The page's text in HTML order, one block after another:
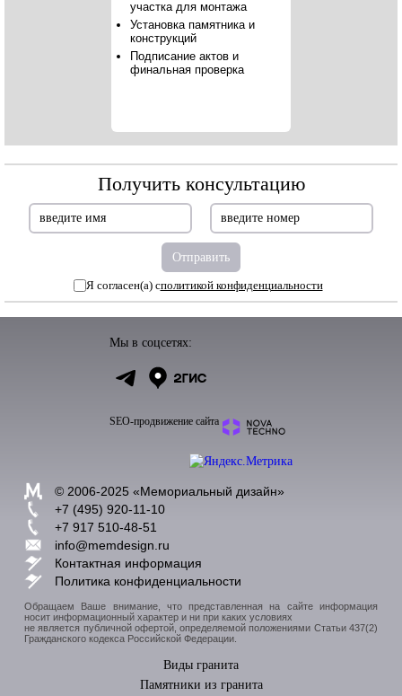
участка для монтажа
Установка памятника и
конструкций
Подписание актов и
финальная проверка
Получить консультацию
Я согласен(а) сполитикой конфиденциальности
Мы в соцсетях:
SEO-продвижение сайта
© 2006-2025 «Мемориальный дизайн»
+7 (495) 920-11-10
+7 917 510-48-51
info@memdesign.ru
Контактная информация
Политика конфиденциальности
Обращаем Ваше внимание, что представленная на сайте информация
носит информационный характер и ни при каких условиях
не является публичной офертой, определяемой положениями Статьи 437(2)
Гражданского кодекса Российской Федерации.
Виды гранита
Памятники из гранита